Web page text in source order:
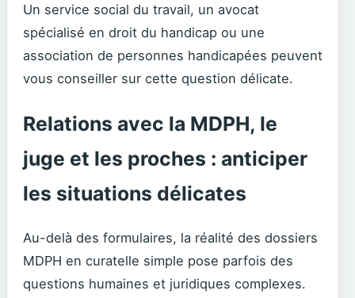
Un service social du travail, un avocat
spécialisé en droit du handicap ou une
association de personnes handicapées peuvent
vous conseiller sur cette question délicate.
Relations avec la MDPH, le
juge et les proches : anticiper
les situations délicates
Au-delà des formulaires, la réalité des dossiers
MDPH en curatelle simple pose parfois des
questions humaines et juridiques complexes.